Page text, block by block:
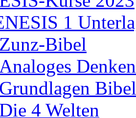
1
Zunz-Bibel
Analoges Denken
Grundlagen Bibel
Die 4 Welten